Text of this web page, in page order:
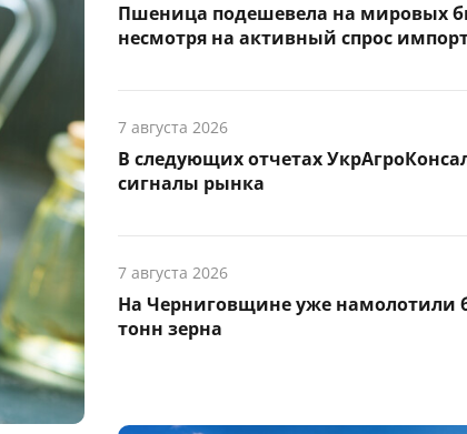
Пшеница подешевела на мировых
несмотря на активный спрос
7 августа 2026
В следующих отчетах
сигналы рынка
7 августа 2026
На Черниговщине уже намолотили
тонн зерна